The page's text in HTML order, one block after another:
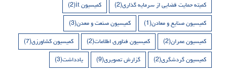
کمیته حمایت قضایی از سرمایه گذاری(2) کمیسیون it (2)
کمیسیون صنایع و معادن(1) کمیسیون صنعت و معدن(3)
کمیسیون عمران(2) کمیسیون فناوری اطلاعات(2) کمیسیون کشاورزی(7)
کمیسیون گردشگری(2) گزارش تصویری(9) یادداشت(3)